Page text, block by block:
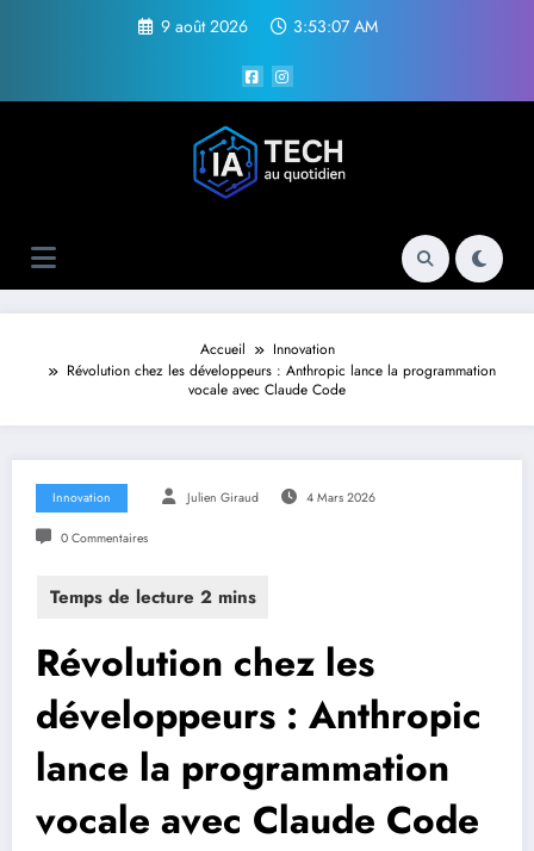
9 août 2026 3:53:08 AM
Accueil
Innovation
Révolution chez les développeurs : Anthropic lance la programmation
vocale avec Claude Code
Innovation Julien Giraud 4 Mars 2026
0 Commentaires
Révolution chez les
développeurs : Anthropic
lance la programmation
vocale avec Claude Code